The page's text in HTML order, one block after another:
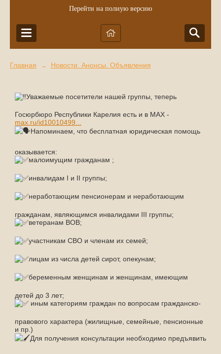
Перейти на полную версию
Главная → Новости. Анонсы. Объявления
Уважаемые посетители нашей группы, теперь
Госюрбюро Республики Карелия есть и в МАХ -
max.ru/id10010499...
Напоминаем, что бесплатная юридическая помощь
оказывается:
малоимущим гражданам ;
инвалидам I и II группы;
неработающим пенсионерам и неработающим
гражданам, являющимся инвалидами III группы;
ветеранам ВОВ;
участникам СВО и членам их семей;
лицам из числа детей сирот, опекунам;
беременным женщинам и женщинам, имеющим
детей до 3 лет;
иным категориям граждан по вопросам гражданско-
правового характера (жилищные, семейные, пенсионные
и пр.)
Для получения консультации необходимо предъявить